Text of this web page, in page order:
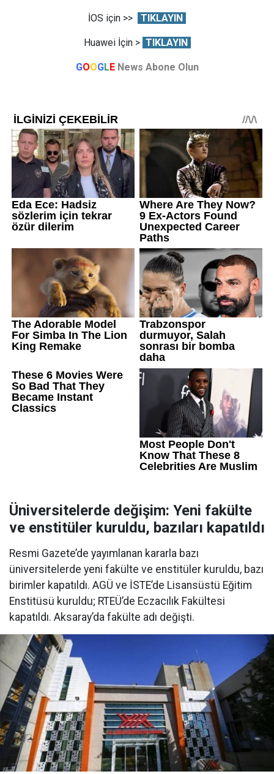
İOS için >> TIKLAYIN
Huawei İçin > TIKLAYIN
GOOGLE News Abone Olun
Üniversitelerde değişim: Yeni fakülte
ve enstitüler kuruldu, bazıları kapatıldı
Resmi Gazete’de yayımlanan kararla bazı
üniversitelerde yeni fakülte ve enstitüler kuruldu, bazı
birimler kapatıldı. AGÜ ve İSTE’de Lisansüstü Eğitim
Enstitüsü kuruldu; RTEÜ’de Eczacılık Fakültesi
kapatıldı. Aksaray’da fakülte adı değişti.